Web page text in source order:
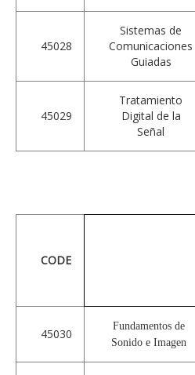
45028
Sistemas de
Comunicaciones
Guiadas
45029
Tratamiento
Digital de la
Señal
CODE
45030
Fundamentos de
Sonido e Imagen